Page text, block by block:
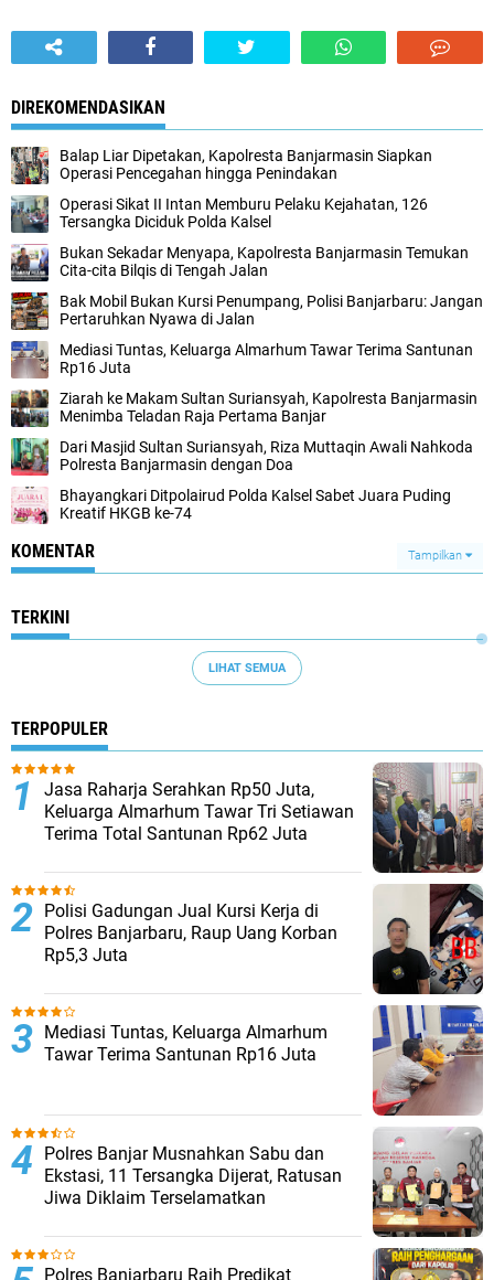
DIREKOMENDASIKAN
Balap Liar Dipetakan, Kapolresta Banjarmasin Siapkan
Operasi Pencegahan hingga Penindakan
Operasi Sikat II Intan Memburu Pelaku Kejahatan, 126
Tersangka Diciduk Polda Kalsel
Bukan Sekadar Menyapa, Kapolresta Banjarmasin Temukan
Cita-cita Bilqis di Tengah Jalan
Bak Mobil Bukan Kursi Penumpang, Polisi Banjarbaru: Jangan
Pertaruhkan Nyawa di Jalan
Mediasi Tuntas, Keluarga Almarhum Tawar Terima Santunan
Rp16 Juta
Ziarah ke Makam Sultan Suriansyah, Kapolresta Banjarmasin
Menimba Teladan Raja Pertama Banjar
Dari Masjid Sultan Suriansyah, Riza Muttaqin Awali Nahkoda
Polresta Banjarmasin dengan Doa
Bhayangkari Ditpolairud Polda Kalsel Sabet Juara Puding
Kreatif HKGB ke-74
KOMENTAR Tampilkan
TERKINI
LIHAT SEMUA
TERPOPULER
Jasa Raharja Serahkan Rp50 Juta,
Keluarga Almarhum Tawar Tri Setiawan
Terima Total Santunan Rp62 Juta
Polisi Gadungan Jual Kursi Kerja di
Polres Banjarbaru, Raup Uang Korban
Rp5,3 Juta
Mediasi Tuntas, Keluarga Almarhum
Tawar Terima Santunan Rp16 Juta
Polres Banjar Musnahkan Sabu dan
Ekstasi, 11 Tersangka Dijerat, Ratusan
Jiwa Diklaim Terselamatkan
Polres Banjarbaru Raih Predikat